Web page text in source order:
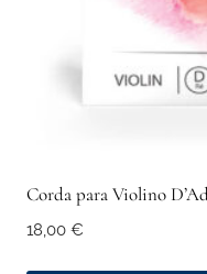
Corda para Violino
18,00 €